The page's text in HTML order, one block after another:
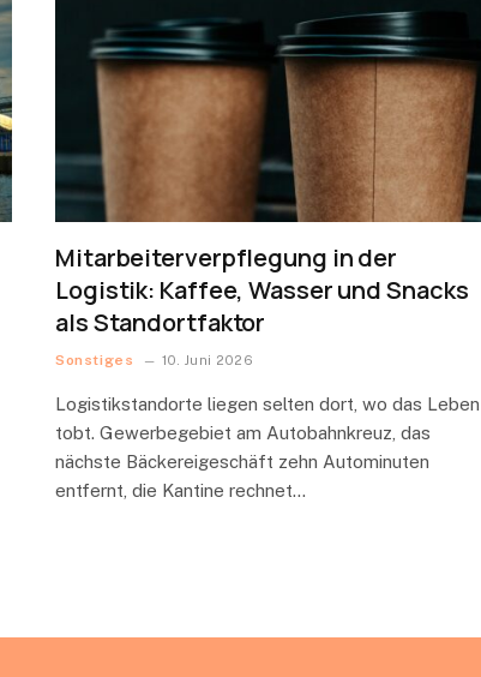
Mitarbeiterverpflegung in der
Logistik: Kaffee, Wasser und Snacks
als Standortfaktor
Sonstiges 10. Juni 2026
Logistikstandorte liegen selten dort, wo das Leben
tobt. Gewerbegebiet am Autobahnkreuz, das
nächste Bäckereigeschäft zehn Autominuten
entfernt, die Kantine rechnet…